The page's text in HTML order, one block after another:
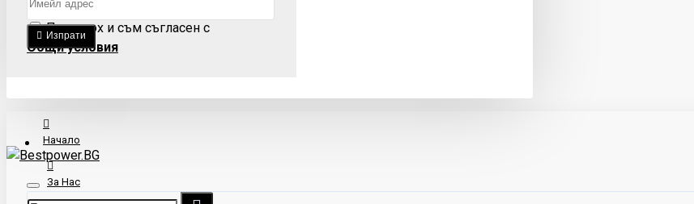
Изпрати
Прочетох и съм съгласен с
Общи условия
Начало
За Нас